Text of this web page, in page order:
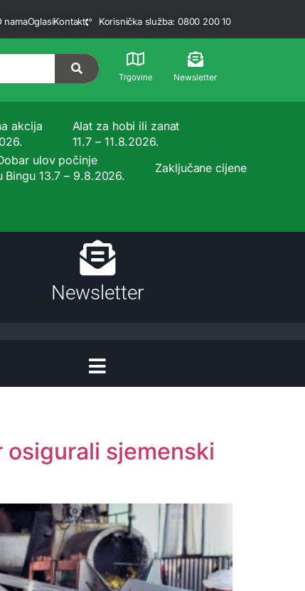
namaOglasiKontakt Korisnička služba: 0800 200 10
Trgovine Newsletter
akcija
Alat za hobi ili zanat
11.7 – 11.8.2026.
ulov počinje
Bingu 13.7 – 9.8.2026.
Zaključane cijene
Newsletter
osigurali sjemenski